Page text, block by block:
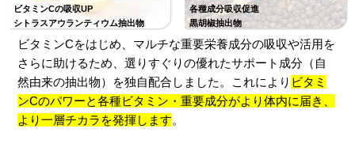
ビタミンCの吸収UP
シトラスアウランティウム抽出物
各種成分吸収促進
黒胡椒抽出物
ビタミンCをはじめ、マルチな重要栄養成分の吸収や活用を
さらに助けるため、選りすぐりの優れたサポート成分（自
然由来の抽出物）を独自配合しました。これにより ビタミ
ンCのパワーと各種ビタミン・重要成分がより体内に届き、
より一層チカラを発揮します。